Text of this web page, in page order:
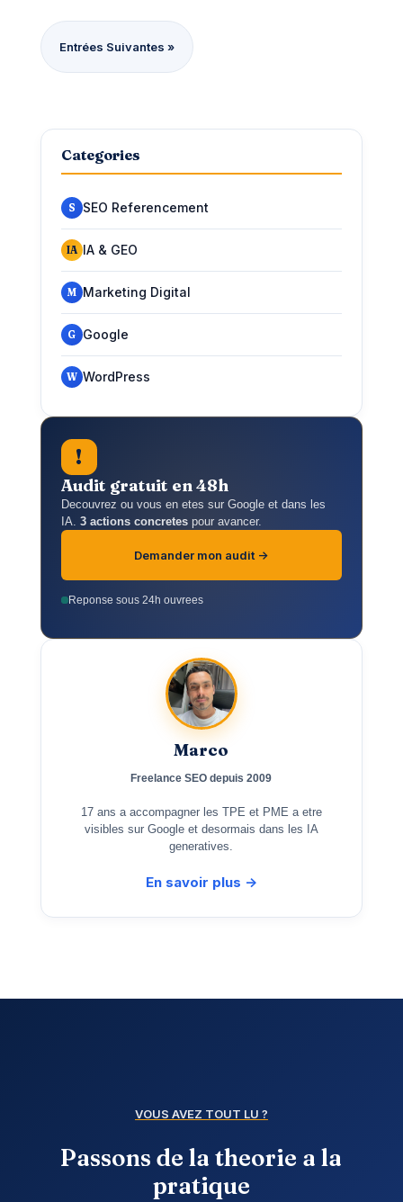
Entrées Suivantes »
Categories
S SEO Referencement
IA IA & GEO
M Marketing Digital
G Google
W WordPress
!
Audit gratuit en 48h
Decouvrez ou vous en etes sur Google et dans les
IA. 3 actions concretespour avancer.
Demander mon audit ->
Reponse sous 24h ouvrees
Marco
Freelance SEO depuis 2009
17 ans a accompagner les TPE et PME a etre
visibles sur Google et desormais dans les IA
generatives.
En savoir plus ->
VOUS AVEZ TOUT LU ?
Passons de la theorie a la
pratique